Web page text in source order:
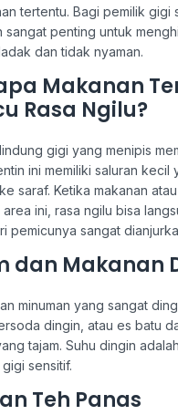
tertentu. Bagi pemilik gigi
sangat penting untuk
dan tidak nyaman.
Makanan
Rasa Ngilu?
gigi yang menipis
ini memiliki saluran kecil
saraf. Ketika makanan
ini, rasa ngilu bisa
pemicunya sangat
dan Makanan
minuman yang sangat
dingin, atau es batu
tajam. Suhu dingin
sensitif.
Teh Panas